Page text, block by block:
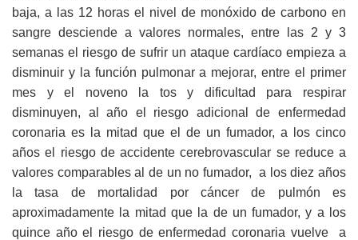
baja, a las 12 horas el nivel de monóxido de carbono en
sangre desciende a valores normales, entre las 2 y 3
semanas el riesgo de sufrir un ataque cardíaco empieza a
disminuir y la función pulmonar a mejorar, entre el primer
mes y el noveno la tos y dificultad para respirar
disminuyen, al año el riesgo adicional de enfermedad
coronaria es la mitad que el de un fumador, a los cinco
años el riesgo de accidente cerebrovascular se reduce a
valores comparables al de un no fumador, a los diez años
la tasa de mortalidad por cáncer de pulmón es
aproximadamente la mitad que la de un fumador, y a los
quince año el riesgo de enfermedad coronaria vuelve a